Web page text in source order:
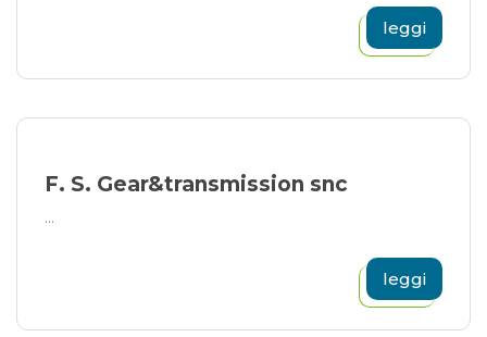
leggi
F. S. Gear&transmission snc
...
leggi